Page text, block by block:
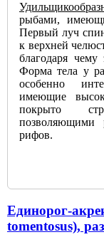
рыбами,
Первый луч
к верхней
благодаря
Форма тела у
особенно
имеющие
покрыто
позволяющими
рифов.
Единорог-
tomentosus),